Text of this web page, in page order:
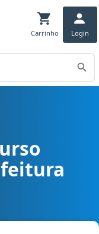
Carrinho Login
Municipal cargo